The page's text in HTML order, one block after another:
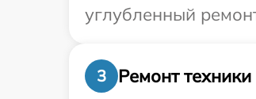
углубленный
3
Ремонт техники